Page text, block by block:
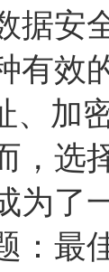
据安
有效
、加
，选
为了
：最